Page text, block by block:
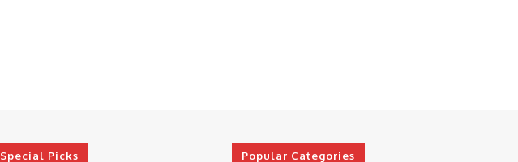
Special Picks Popular Categories